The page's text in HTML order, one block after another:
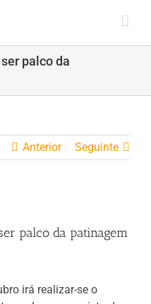
palco da
Anterior Seguinte
palco da patinagem
irá realizar-se o